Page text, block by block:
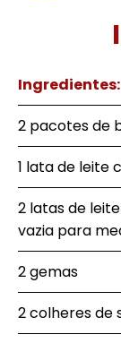
Ingredientes:
2 pacotes de
1 lata de leite
2 latas de
vazia para
2 gemas
2 colheres de